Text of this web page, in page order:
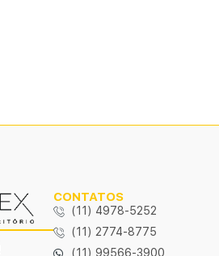
CONTATOS
(11) 4978-5252
(11) 2774-8775
(11) 99566-3900